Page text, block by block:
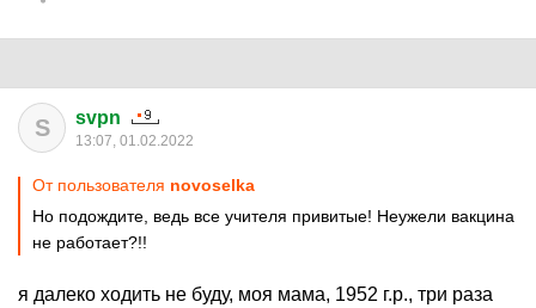
S svpn
13:07, 01.02.2022
От пользователя novoselka
Но подождите, ведь все учителя привитые! Неужели вакцина
не работает?!!
я далеко ходить не буду, моя мама, 1952 г.р., три раза